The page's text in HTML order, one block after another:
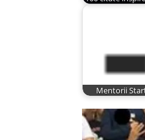
Mentorii